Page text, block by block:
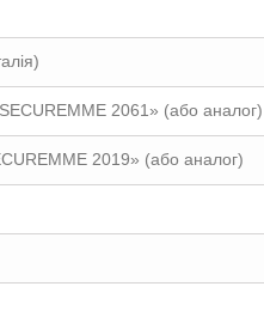
2061» (або аналог)
2019» (або аналог)